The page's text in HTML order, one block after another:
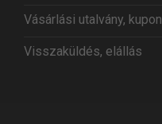
Vásárlási utalvány, kupon
Visszaküldés, elállás